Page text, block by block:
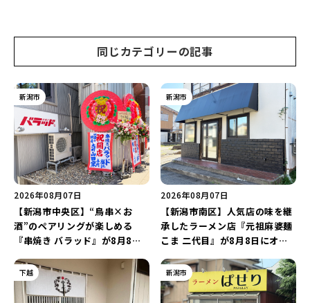
同じカテゴリーの記事
新潟市
2026年08月07日
【新潟市中央区】“鳥串×お
酒”のペアリングが楽しめる
『串焼き バラッド』が8月8日
インアップ♪
新潟市
2026年08月07日
【新潟市南区】人気店の味を継
承したラーメン店『元祖麻婆麺
こま 二代目』が8月8日にオー
た「麻婆麺」を復刻♪
下越 新潟市